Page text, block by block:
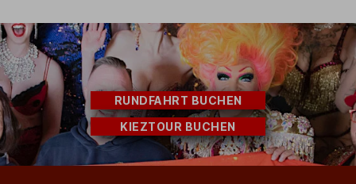
RUNDFAHRT BUCHEN
KIEZTOUR BUCHEN